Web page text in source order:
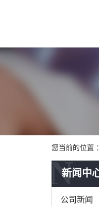
您当前的位置
新闻中
N
公司新闻